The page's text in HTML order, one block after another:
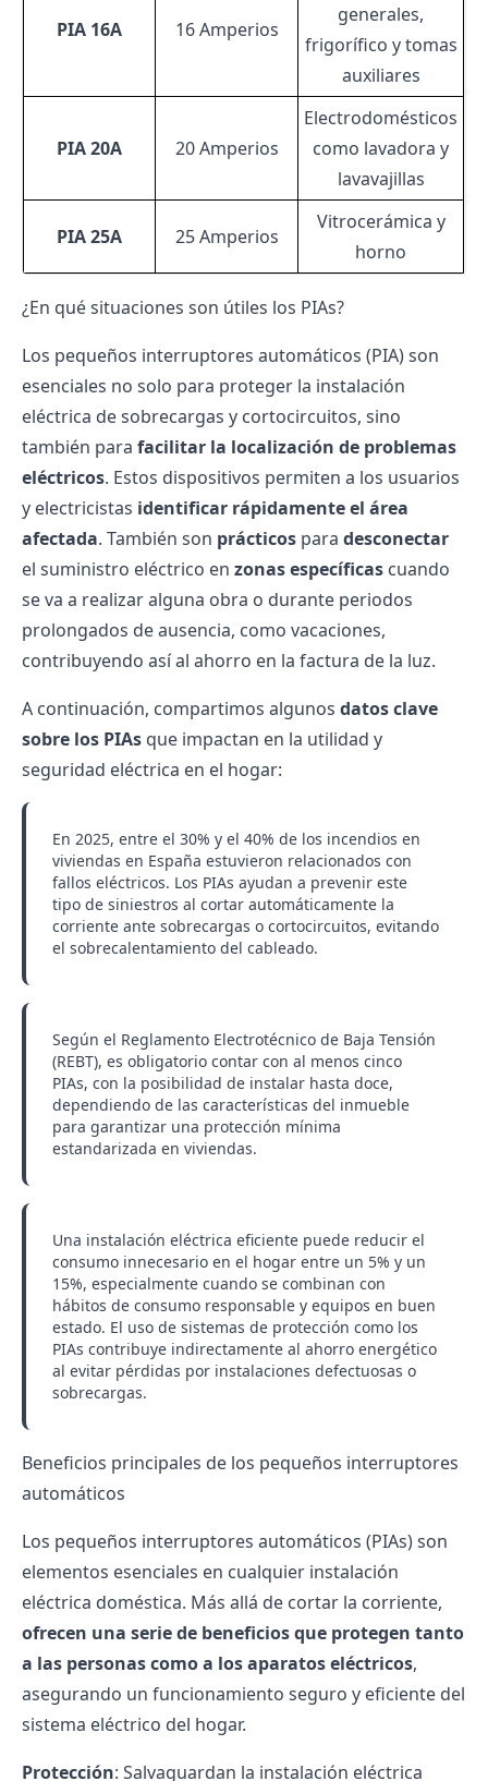
PIA 16A 16 Amperios
generales,
frigorífico y tomas
auxiliares
PIA 20A 20 Amperios
Electrodomésticos
como lavadora y
lavavajillas
PIA 25A 25 Amperios
Vitrocerámica y
horno
¿En qué situaciones son útiles los PIAs?
Los pequeños interruptores automáticos (PIA) son
esenciales no solo para proteger la instalación
eléctrica de sobrecargas y cortocircuitos, sino
también para facilitar la localización de problemas
eléctricos. Estos dispositivos permiten a los usuarios
y electricistas identificar rápidamente el área
afectada. También son prácticos para desconectar
el suministro eléctrico en zonas específicas cuando
se va a realizar alguna obra o durante periodos
prolongados de ausencia, como vacaciones,
contribuyendo así al ahorro en la factura de la luz.
A continuación, compartimos algunos datos clave
sobre los PIAs que impactan en la utilidad y
seguridad eléctrica en el hogar:
En 2025, entre el 30% y el 40% de los incendios en
viviendas en España estuvieron relacionados con
fallos eléctricos. Los PIAs ayudan a prevenir este
tipo de siniestros al cortar automáticamente la
corriente ante sobrecargas o cortocircuitos, evitando
el sobrecalentamiento del cableado.
Según el Reglamento Electrotécnico de Baja Tensión
(REBT), es obligatorio contar con al menos cinco
PIAs, con la posibilidad de instalar hasta doce,
dependiendo de las características del inmueble
para garantizar una protección mínima
estandarizada en viviendas.
Una instalación eléctrica eficiente puede reducir el
consumo innecesario en el hogar entre un 5% y un
15%, especialmente cuando se combinan con
hábitos de consumo responsable y equipos en buen
estado. El uso de sistemas de protección como los
PIAs contribuye indirectamente al ahorro energético
al evitar pérdidas por instalaciones defectuosas o
sobrecargas.
Beneficios principales de los pequeños interruptores
automáticos
Los pequeños interruptores automáticos (PIAs) son
elementos esenciales en cualquier instalación
eléctrica doméstica. Más allá de cortar la corriente,
ofrecen una serie de beneficios que protegen tanto
a las personas como a los aparatos eléctricos,
asegurando un funcionamiento seguro y eficiente del
sistema eléctrico del hogar.
Protección: Salvaguardan la instalación eléctrica